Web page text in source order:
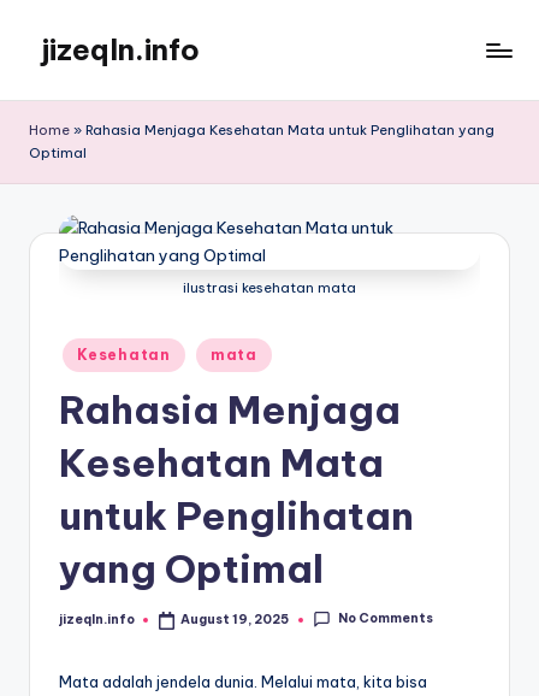
content
jizeqln.info
Untuk
Home » Rahasia Menjaga Kesehatan Mata untuk Penglihatan yang
Optimal
ilustrasi kesehatan mata
Posted
in
Kesehatan mata
Rahasia Menjaga
Kesehatan Mata
untuk Penglihatan
yang Optimal
Posted
jizeqln.info August 19, 2025 No Comments
Mata adalah jendela dunia. Melalui mata, kita bisa